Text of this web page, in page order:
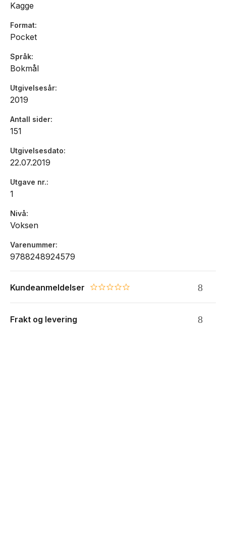
Kagge
Format
Pocket
Språk
Bokmål
Utgivelsesår
2019
Antall sider
151
Utgivelsesdato
22.07.2019
Utgave nr.
1
Nivå
Voksen
Varenummer
9788248924579
Kundeanmeldelser 0.0 star rating
Frakt og levering